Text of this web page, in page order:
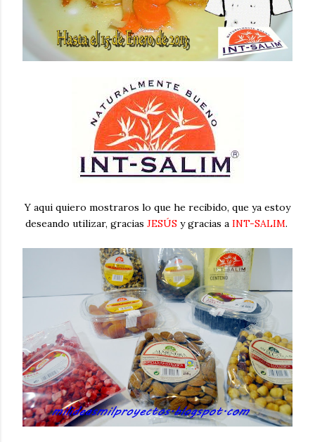
Y aqui quiero mostraros lo que he recibido, que ya estoy
deseando utilizar, gracias JESÚSy gracias a INT-SALIM.